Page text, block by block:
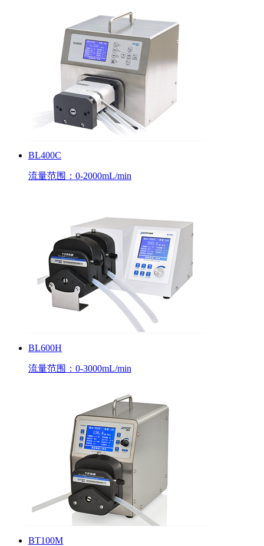
BL400C
流量范围：0-2000mL/min
BL600H
流量范围：0-3000mL/min
BT100M